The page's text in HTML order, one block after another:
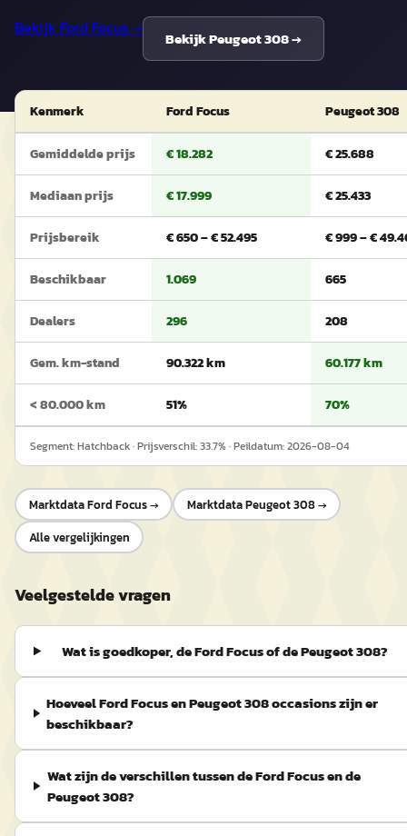
Bekijk Ford Focus→
BekijkPeugeot 308→
Kenmerk Ford Focus Peugeot 308
Gemiddelde prijs € 18.282 € 25.688
Mediaan prijs € 17.999 € 25.433
Prijsbereik € 650 – € 52.495 € 999 – €
Beschikbaar 1.069 665
Dealers 296 208
Gem. km-stand 90.322 km 60.177 km
< 80.000 km 51% 70%
Segment:Hatchback· Prijsverschil:33.7% · Peildatum:2026-08-04
MarktdataFord Focus→ MarktdataPeugeot 308→
Alle vergelijkingen
Veelgestelde vragen
Wat is goedkoper, de Ford Focus of de Peugeot 308?
Hoeveel Ford Focus en Peugeot 308 occasions zijn er
beschikbaar?
Wat zijn de verschillen tussen de Ford Focus en de
Peugeot 308?